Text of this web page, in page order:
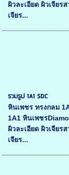
ผิวละเอียด ผิวเจียร
เจียร...
รวมรูป 1A1 SDC
หินเพชร ทรงกลม
1A1 หินเพชร
ผิวละเอียด ผิวเจียร
เจียร...